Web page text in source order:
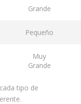
Grande
Pequeño
Muy
Grande
tipo de